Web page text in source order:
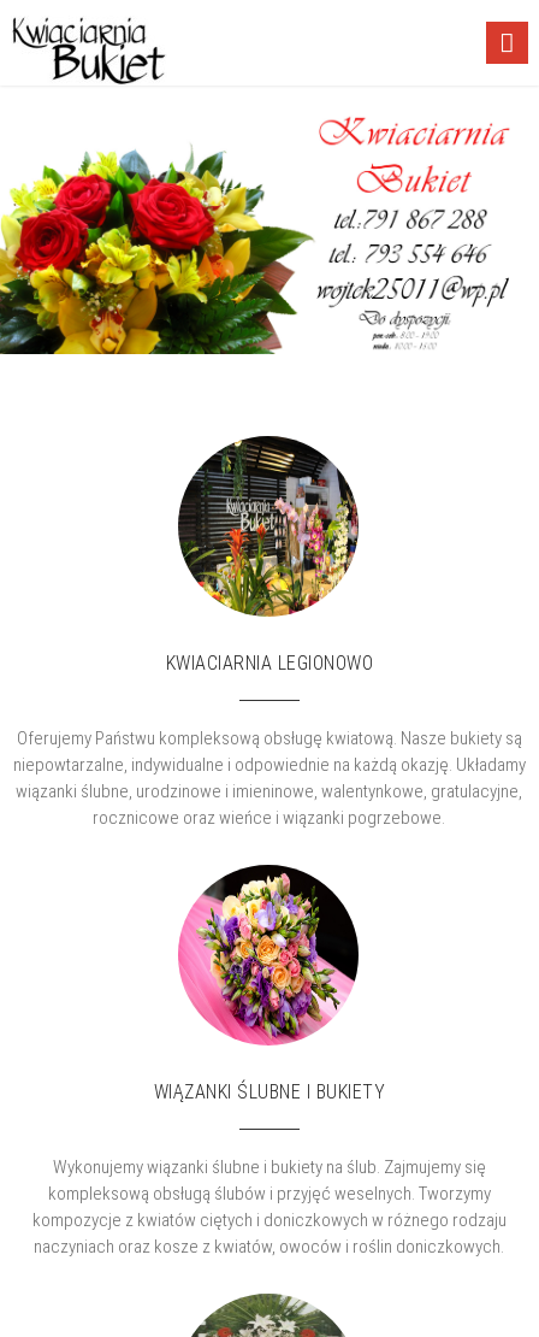
KWIACIARNIA LEGIONOWO
Oferujemy Państwu kompleksową obsługę kwiatową. Nasze bukiety są
niepowtarzalne, indywidualne i odpowiednie na każdą okazję. Układamy
wiązanki ślubne, urodzinowe i imieninowe, walentynkowe, gratulacyjne,
rocznicowe oraz wieńce i wiązanki pogrzebowe.
WIĄZANKI ŚLUBNE I BUKIETY
Wykonujemy wiązanki ślubne i bukiety na ślub. Zajmujemy się
kompleksową obsługą ślubów i przyjęć weselnych. Tworzymy
kompozycje z kwiatów ciętych i doniczkowych w różnego rodzaju
naczyniach oraz kosze z kwiatów, owoców i roślin doniczkowych.